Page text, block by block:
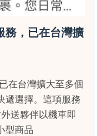
務，已在台灣擴
在台灣擴大至多個
遞選擇。這項服務
送夥伴以機車即
型商品